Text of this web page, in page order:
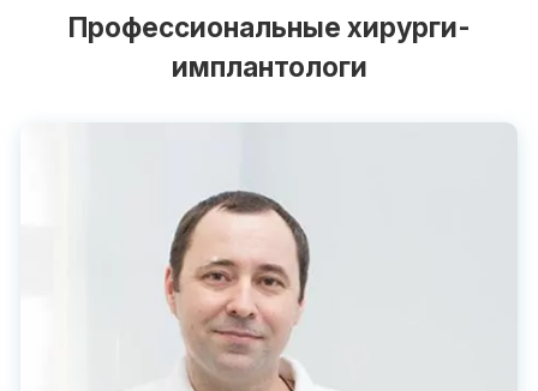
Профессиональные хирурги-
имплантологи